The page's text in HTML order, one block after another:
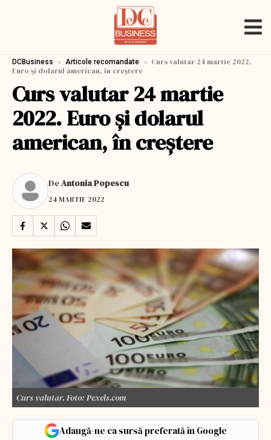
DCBusiness › Articole recomandate › Curs valutar 24 martie 2022.
Euro și dolarul american, în creștere
Curs valutar 24 martie
2022. Euro și dolarul
american, în creștere
DeAntonia Popescu
24 MARTIE 2022
Curs valutar. Foto: Pexels.com
Adaugă-ne ca sursă preferată în Google